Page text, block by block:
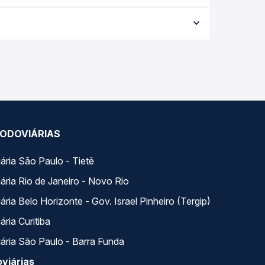
oferta para o seu roteiro.
São Paulo - Tietê
Rio de Janeiro - Novo Rio
Belo Horizonte - Gov. Israel Pinheiro (Tergip)
Curitiba
São Paulo - Barra Funda